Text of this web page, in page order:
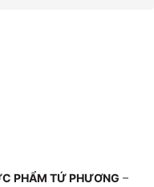
PHẨM TỨ PHƯƠNG –